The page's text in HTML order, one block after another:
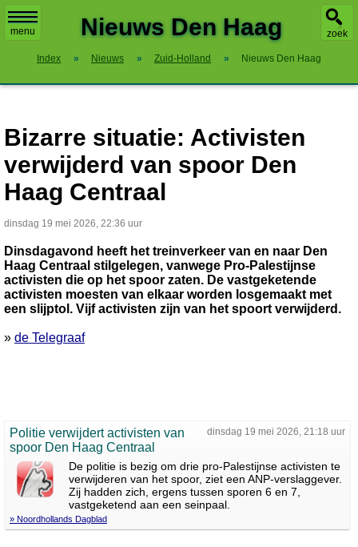
menu zoek
Nieuws Den Haag
Index » Nieuws » Zuid-Holland » Nieuws Den Haag
Bizarre situatie: Activisten
verwijderd van spoor Den
Haag Centraal
dinsdag 19 mei 2026, 22:36 uur
Dinsdagavond heeft het treinverkeer van en naar Den
Haag Centraal stilgelegen, vanwege Pro-Palestijnse
activisten die op het spoor zaten. De vastgeketende
activisten moesten van elkaar worden losgemaakt met
een slijptol. Vijf activisten zijn van het spoort verwijderd.
» de Telegraaf
dinsdag 19 mei 2026, 21:18 uur
Politie verwijdert activisten van
spoor Den Haag Centraal
De politie is bezig om drie pro-Palestijnse activisten te
verwijderen van het spoor, ziet een ANP-verslaggever.
Zij hadden zich, ergens tussen sporen 6 en 7,
vastgeketend aan een seinpaal.
» Noordhollands Dagblad